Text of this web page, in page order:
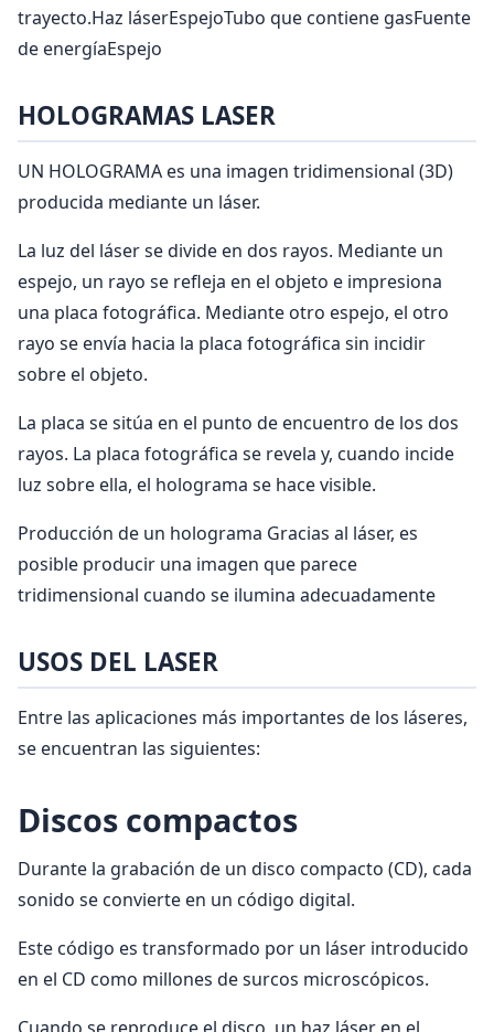
trayecto.Haz láserEspejoTubo que contiene gasFuente
de energíaEspejo
HOLOGRAMAS LASER
UN HOLOGRAMA es una imagen tridimensional (3D)
producida mediante un láser.
La luz del láser se divide en dos rayos. Mediante un
espejo, un rayo se refleja en el objeto e impresiona
una placa fotográfica. Mediante otro espejo, el otro
rayo se envía hacia la placa fotográfica sin incidir
sobre el objeto.
La placa se sitúa en el punto de encuentro de los dos
rayos. La placa fotográfica se revela y, cuando incide
luz sobre ella, el holograma se hace visible.
Producción de un holograma Gracias al láser, es
posible producir una imagen que parece
tridimensional cuando se ilumina adecuadamente
USOS DEL LASER
Entre las aplicaciones más importantes de los láseres,
se encuentran las siguientes:
Discos compactos
Durante la grabación de un disco compacto (CD), cada
sonido se convierte en un código digital.
Este código es transformado por un láser introducido
en el CD como millones de surcos microscópicos.